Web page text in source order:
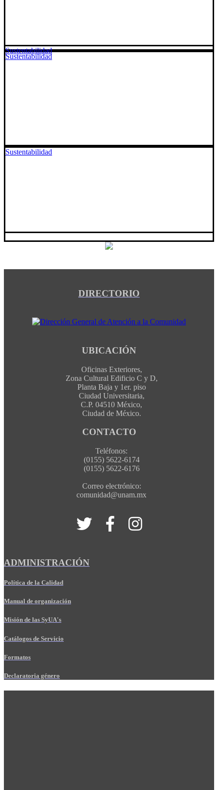
Sustentabilidad
Sustentabilidad
Sustentabilidad
DIRECTORIO
UBICACIÓN
Oficinas Exteriores,
Zona Cultural Edificio C y D,
Planta Baja y 1er. piso
Ciudad Universitaria,
C.P. 04510 México,
Ciudad de México.
CONTACTO
Teléfonos:
(0155) 5622-6174
(0155) 5622-6176
Correo electrónico:
comunidad@unam.mx
ADMINISTRACIÓN
Política de la Calidad
Manual de organización
Misión de las SyUA's
Catálogos de Servicio
Formatos
Declaratoria género